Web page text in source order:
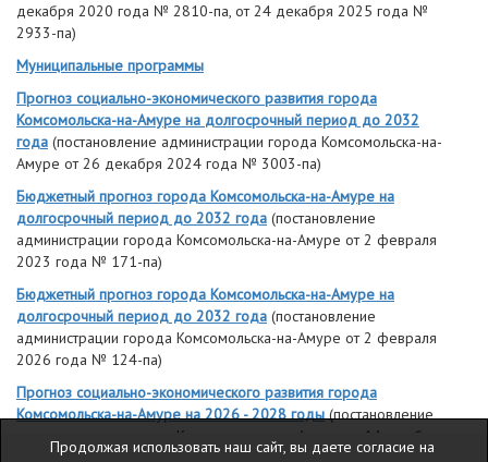
декабря 2020 года № 2810-па, от 24 декабря 2025 года №
2933-па)
Муниципальные программы
Прогноз социально-экономического развития города
Комсомольска-на-Амуре на долгосрочный период до 2032
года (постановление администрации города Комсомольска-на-
Амуре от 26 декабря 2024 года № 3003-па)
Бюджетный прогноз города Комсомольска-на-Амуре на
долгосрочный период до 2032 года (постановление
администрации города Комсомольска-на-Амуре от 2 февраля
2023 года № 171-па)
Бюджетный прогноз города Комсомольска-на-Амуре на
долгосрочный период до 2032 года (постановление
администрации города Комсомольска-на-Амуре от 2 февраля
2026 года № 124-па)
Прогноз социально-экономического развития города
Комсомольска-на-Амуре на 2026 - 2028 годы(постановление
администрации города Комсомольска-на-Амуре от 14 октября
2025 года № 2332-па)
Продолжая использовать наш сайт, вы даете согласие на